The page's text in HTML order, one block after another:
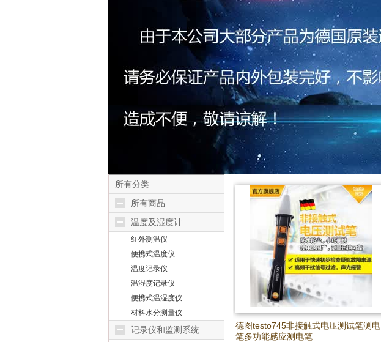
所有分类
所有商品
温度及湿度计
红外测温仪
便携式温度仪
温度记录仪
温湿度记录仪
便携式温湿度仪
材料水分测量仪
记录仪和监测系统
德图testo745非接触式电压测试笔测电
笔多功能感应测电笔